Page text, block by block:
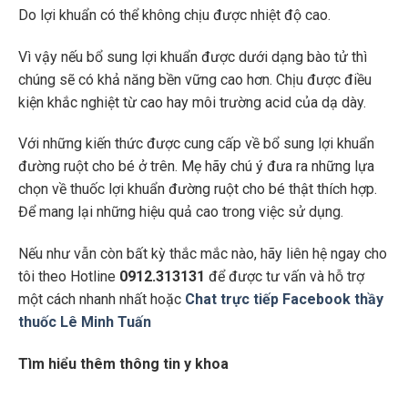
Do lợi khuẩn có thể không chịu được nhiệt độ cao.
Vì vậy nếu bổ sung lợi khuẩn được dưới dạng bào tử thì
chúng sẽ có khả năng bền vững cao hơn. Chịu được điều
kiện khắc nghiệt từ cao hay môi trường acid của dạ dày.
Với những kiến thức được cung cấp về bổ sung lợi khuẩn
đường ruột cho bé ở trên. Mẹ hãy chú ý đưa ra những lựa
chọn về thuốc lợi khuẩn đường ruột cho bé thật thích hợp.
Để mang lại những hiệu quả cao trong việc sử dụng.
Nếu như vẫn còn bất kỳ thắc mắc nào, hãy liên hệ ngay cho
tôi theo Hotline 0912.313131 để được tư vấn và hỗ trợ
một cách nhanh nhất hoặc Chat trực tiếp Facebook thầy
thuốc Lê Minh Tuấn
Tìm hiểu thêm thông tin y khoa